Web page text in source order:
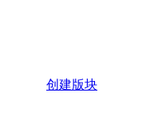
创建版块